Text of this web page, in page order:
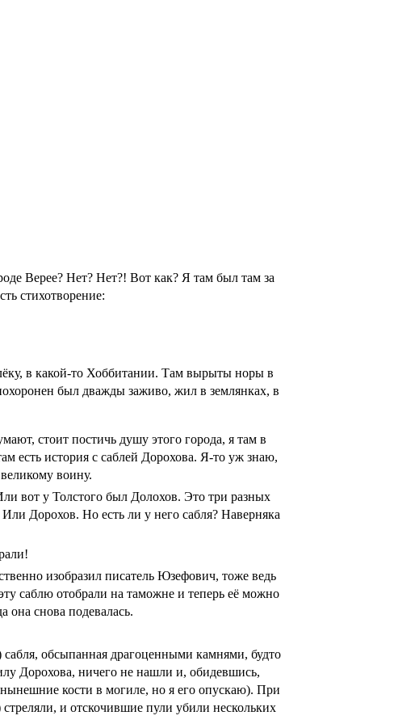
Верее? Нет? Нет?! Вот как? Я там был там за
стихотворение:
в какой-то Хоббитании. Там вырыты норы в
был дважды заживо, жил в землянках, в
стоит постичь душу этого города, я там в
есть история с саблей Доpохова. Я-то уж знаю,
воину.
вот у Толстого был Долохов. Это три разных
Дорохов. Но есть ли у него сабля? Наверняка
изобразил писатель Юзефович, тоже ведь
саблю отобрали на таможне и теперь её можно
она снова подевалась.
сабля, обсыпанная драгоценными камнями, будто
Дорохова, ничего не нашли и, обидевшись,
кости в могиле, но я его опускаю). При
и отскочившие пули убили нескольких